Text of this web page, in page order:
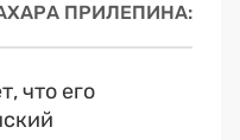
ПРИЛЕПИНА
что его